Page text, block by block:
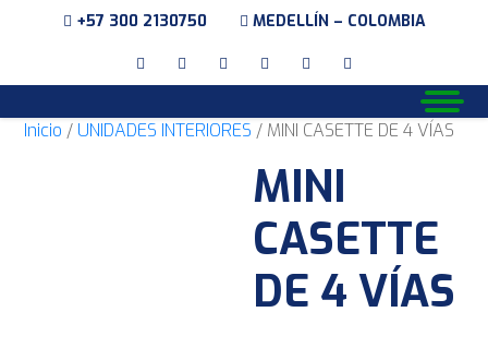
+57 300 2130750 MEDELLÍN – COLOMBIA
Inicio / UNIDADES INTERIORES / MINI CASETTE DE 4 VÍAS
MINI
CASETTE
DE 4 VÍAS